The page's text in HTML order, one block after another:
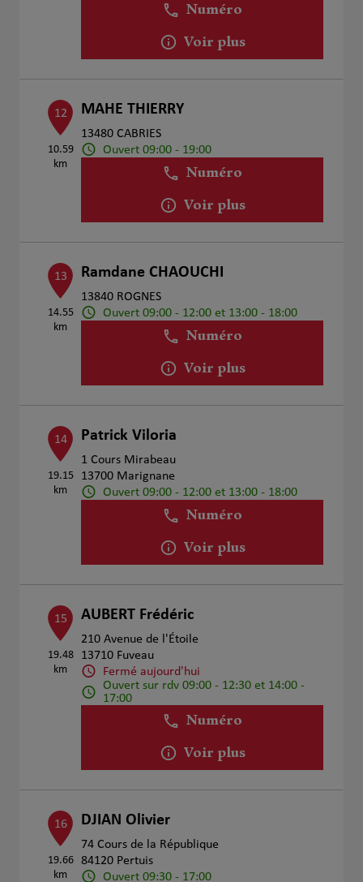
Numéro
Voir plus
12
10.59
km
MAHE THIERRY
13480 CABRIES
Ouvert 09:00 - 19:00
Numéro
Voir plus
13
14.55
km
Ramdane CHAOUCHI
13840 ROGNES
Ouvert 09:00 - 12:00 et 13:00 - 18:00
Numéro
Voir plus
14
19.15
km
Patrick Viloria
1 Cours Mirabeau
13700 Marignane
Ouvert 09:00 - 12:00 et 13:00 - 18:00
Numéro
Voir plus
15
19.48
km
AUBERT Frédéric
210 Avenue de l'Étoile
13710 Fuveau
Fermé aujourd'hui
Ouvert sur rdv 09:00 - 12:30 et 14:00 -
17:00
Numéro
Voir plus
16
19.66
km
DJIAN Olivier
74 Cours de la République
84120 Pertuis
Ouvert 09:30 - 17:00